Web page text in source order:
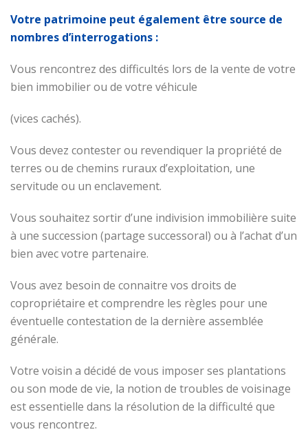
Votre patrimoine peut également être source de
nombres d’interrogations :
Vous rencontrez des difficultés lors de la vente de votre
bien immobilier ou de votre véhicule
(vices cachés).
Vous devez contester ou revendiquer la propriété de
terres ou de chemins ruraux d’exploitation, une
servitude ou un enclavement.
Vous souhaitez sortir d’une indivision immobilière suite
à une succession (partage successoral) ou à l’achat d’un
bien avec votre partenaire.
Vous avez besoin de connaitre vos droits de
copropriétaire et comprendre les règles pour une
éventuelle contestation de la dernière assemblée
générale.
Votre voisin a décidé de vous imposer ses plantations
ou son mode de vie, la notion de troubles de voisinage
est essentielle dans la résolution de la difficulté que
vous rencontrez.